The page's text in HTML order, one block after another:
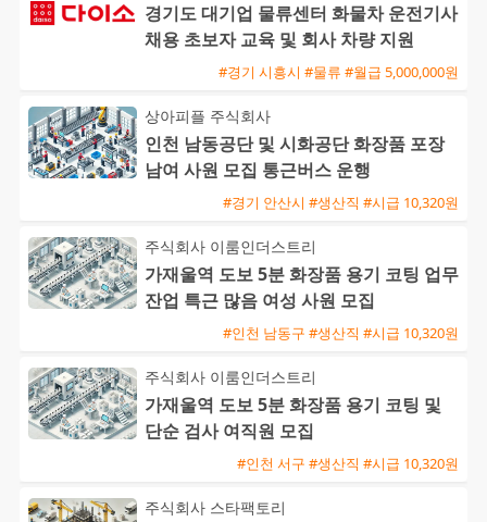
경기도 대기업 물류센터 화물차 운전기사
채용 초보자 교육 및 회사 차량 지원
#경기 시흥시 #물류 #월급 5,000,000원
상아피플 주식회사
인천 남동공단 및 시화공단 화장품 포장
남여 사원 모집 통근버스 운행
#경기 안산시 #생산직 #시급 10,320원
주식회사 이룸인더스트리
가재울역 도보 5분 화장품 용기 코팅 업무
잔업 특근 많음 여성 사원 모집
#인천 남동구 #생산직 #시급 10,320원
주식회사 이룸인더스트리
가재울역 도보 5분 화장품 용기 코팅 및
단순 검사 여직원 모집
#인천 서구 #생산직 #시급 10,320원
주식회사 스타팩토리